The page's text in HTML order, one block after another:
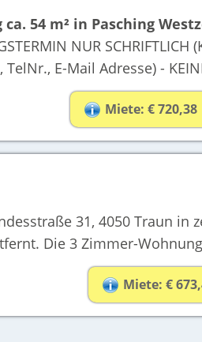
54 m² in Pasching
NUR
E-Mail Adresse) -
Miete: € 720,38
31, 4050 Traun in
Die 3 Zimmer-
Miete: €